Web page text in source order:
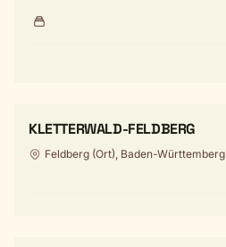
KLETTERWALD-FELDBERG
Feldberg (Ort), Baden-Württemberg